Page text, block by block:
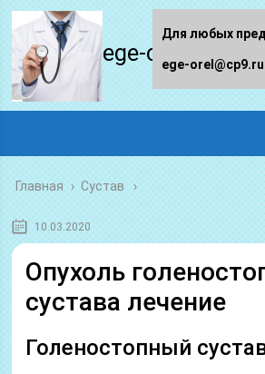
ege-orel.ru
Главная › Сустав
10.03.2020
Опухоль
сустава лечение
Голеностопный
Для любых
ege-orel@cp9.ru